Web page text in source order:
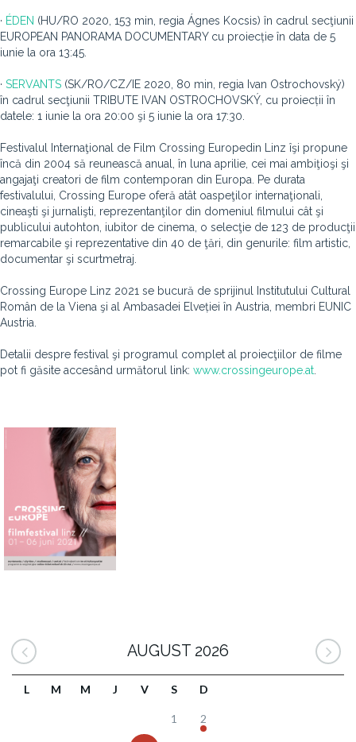
· ÉDEN (HU/RO 2020, 153 min, regia Ágnes Kocsis) în cadrul secţiunii
EUROPEAN PANORAMA DOCUMENTARY cu proiecție în data de 5
iunie la ora 13:45.
· SERVANTS (SK/RO/CZ/IE 2020, 80 min, regia Ivan Ostrochovský)
în cadrul secţiunii TRIBUTE IVAN OSTROCHOVSKÝ, cu proiecții în
datele: 1 iunie la ora 20:00 şi 5 iunie la ora 17:30.
Festivalul Internaţional de Film Crossing Europedin Linz îşi propune
încă din 2004 să reunească anual, în luna aprilie, cei mai ambiţioşi şi
angajaţi creatori de film contemporan din Europa. Pe durata
festivalului, Crossing Europe oferă atât oaspeţilor internaţionali,
cineaşti şi jurnalişti, reprezentanţilor din domeniul filmului cât şi
publicului autohton, iubitor de cinema, o selecţie de 123 de producţii
remarcabile şi reprezentative din 40 de ţări, din genurile: film artistic,
documentar şi scurtmetraj.
Crossing Europe Linz 2021 se bucură de sprijinul Institutului Cultural
Român de la Viena şi al Ambasadei Elveției în Austria, membri EUNIC
Austria.
Detalii despre festival şi programul complet al proiecţiilor de filme
pot fi găsite accesând următorul link: www.crossingeurope.at
AUGUST 2026
L M M J V S D
1 2